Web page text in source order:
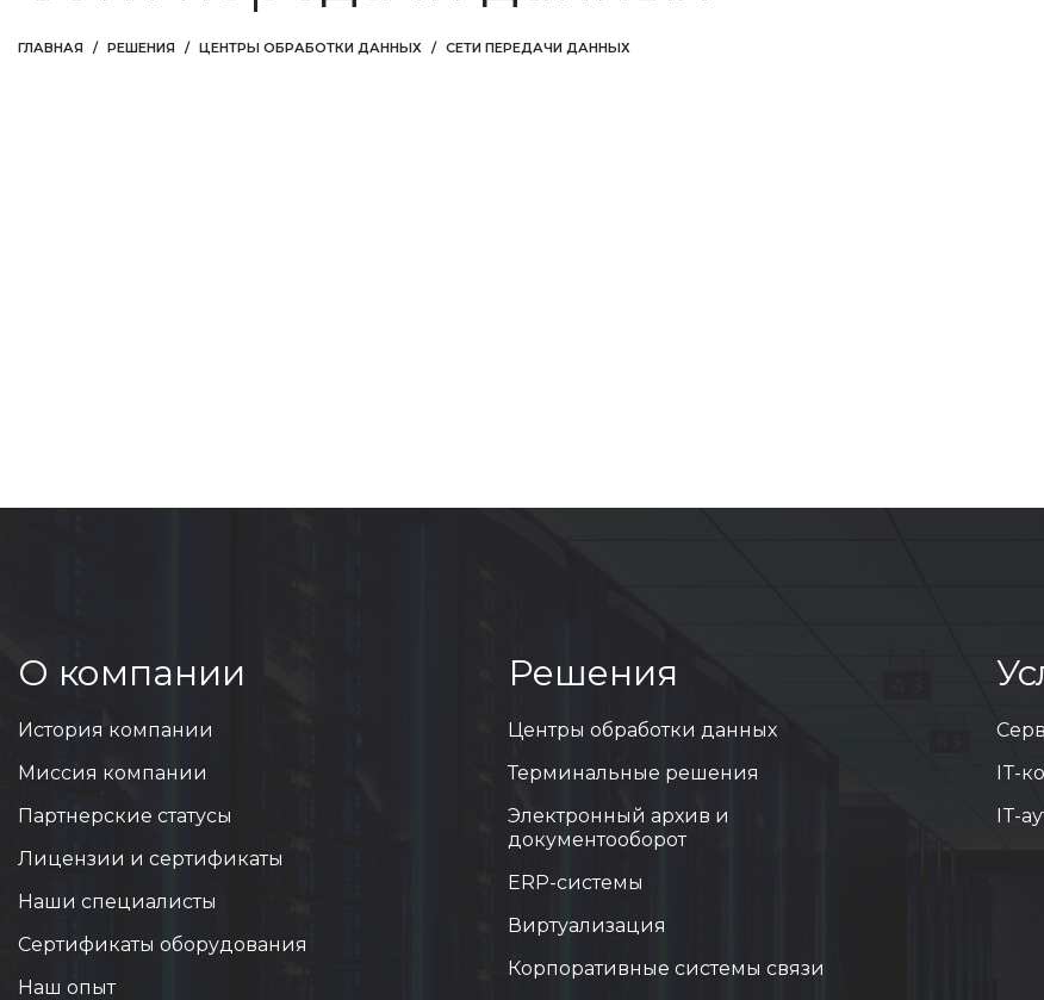
ГЛАВНАЯ РЕШЕНИЯ ЦЕНТРЫ ОБРАБОТКИ ДАННЫХ СЕТИ ПЕРЕДАЧИ ДАННЫХ
О компании
История компании
Миссия компании
Партнерские статусы
Лицензии и сертификаты
Наши специалисты
Сертификаты оборудования
Наш опыт
Решения
Центры обработки данных
Терминальные решения
Электронный архив и
документооборот
ERP-системы
Виртуализация
Корпоративные системы связи
IT-
IT-